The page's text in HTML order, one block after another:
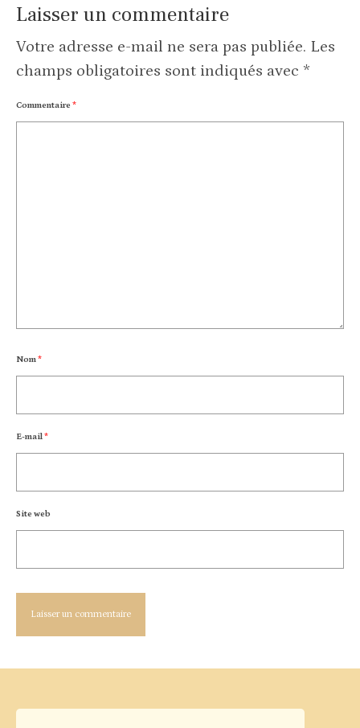
Laisser un commentaire
Votre adresse e-mail ne sera pas publiée. Les
champs obligatoires sont indiqués avec *
Commentaire *
Nom*
E-mail*
Site web